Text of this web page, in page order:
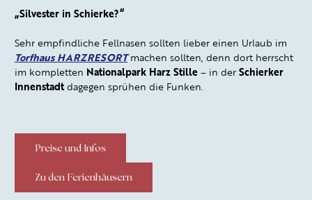
„Silvester in Schierke?“
Sehr empfindliche Fellnasen sollten lieber einen Urlaub im
Torfhaus HARZRESORT machen sollten, denn dort herrscht
im kompletten Nationalpark Harz Stille – in der Schierker
Innenstadtdagegen sprühen die Funken.
Preise und Infos
Zu den Ferienhäusern